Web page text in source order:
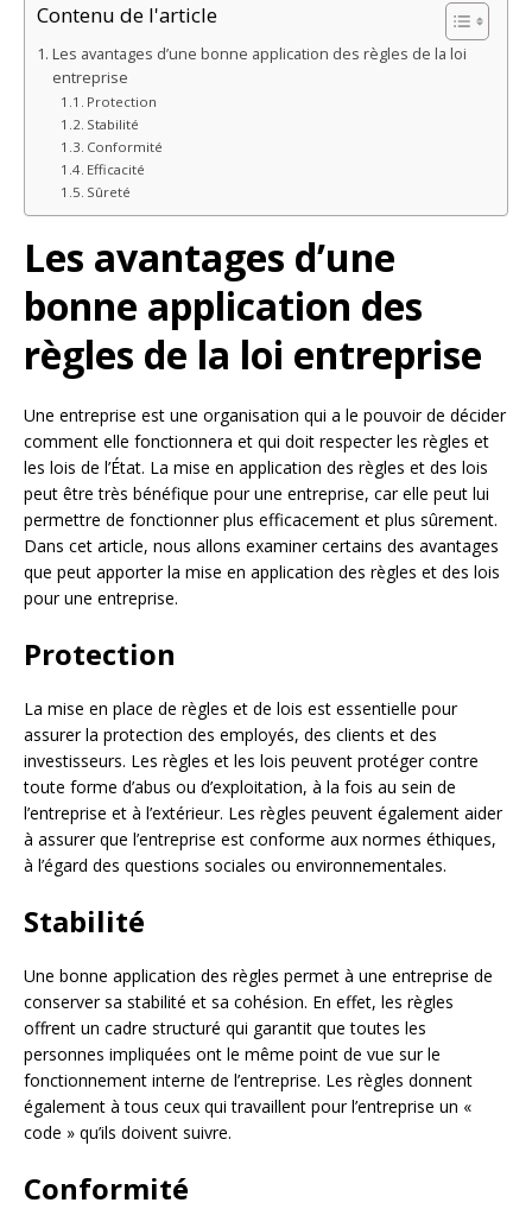
Contenu de l'article
Les avantages d’une bonne application des règles de la loi
entreprise
Protection
Stabilité
Conformité
Efficacité
Sûreté
Les avantages d’une
bonne application des
règles de la loi entreprise
Une entreprise est une organisation qui a le pouvoir de décider
comment elle fonctionnera et qui doit respecter les règles et
les lois de l’État. La mise en application des règles et des lois
peut être très bénéfique pour une entreprise, car elle peut lui
permettre de fonctionner plus efficacement et plus sûrement.
Dans cet article, nous allons examiner certains des avantages
que peut apporter la mise en application des règles et des lois
pour une entreprise.
Protection
La mise en place de règles et de lois est essentielle pour
assurer la protection des employés, des clients et des
investisseurs. Les règles et les lois peuvent protéger contre
toute forme d’abus ou d’exploitation, à la fois au sein de
l’entreprise et à l’extérieur. Les règles peuvent également aider
à assurer que l’entreprise est conforme aux normes éthiques,
à l’égard des questions sociales ou environnementales.
Stabilité
Une bonne application des règles permet à une entreprise de
conserver sa stabilité et sa cohésion. En effet, les règles
offrent un cadre structuré qui garantit que toutes les
personnes impliquées ont le même point de vue sur le
fonctionnement interne de l’entreprise. Les règles donnent
également à tous ceux qui travaillent pour l’entreprise un «
code » qu’ils doivent suivre.
Conformité